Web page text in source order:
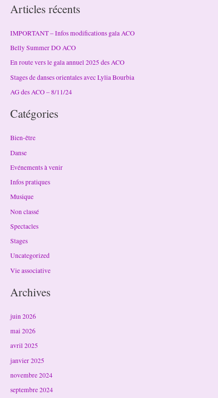
Articles récents
IMPORTANT – Infos modifications gala ACO
Belly Summer DO ACO
En route vers le gala annuel 2025 des ACO
Stages de danses orientales avec Lylia Bourbia
AG des ACO – 8/11/24
Catégories
Bien-être
Danse
Evénements à venir
Infos pratiques
Musique
Non classé
Spectacles
Stages
Uncategorized
Vie associative
Archives
juin 2026
mai 2026
avril 2025
janvier 2025
novembre 2024
septembre 2024